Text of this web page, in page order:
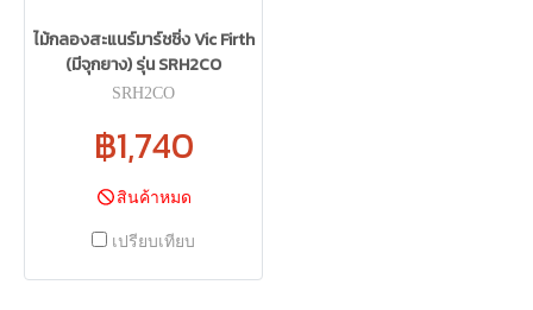
ไม้กลองสะแนร์มาร์ชชิ่ง Vic Firth
(มีจุกยาง) รุ่น SRH2CO
SRH2CO
฿1,740
สินค้าหมด
เปรียบเทียบ